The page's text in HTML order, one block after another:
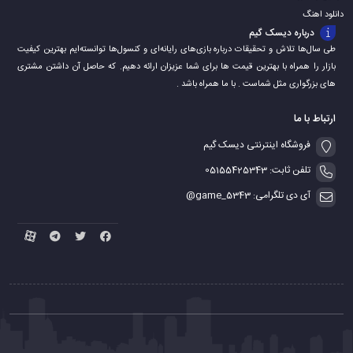
دانلود اهنگ
درباره دیسک گیم
طی سال‌ها تلاش و تحقیقات درباره بازی‌های رایانه‌ای و کنسول‌ها توانسته‌ایم بهترین کیفیت
بازار را همراه با بهترین قیمت ها برای شما عزیزان ارائه دهیم. که حاصل آن داشتن مشتری
های بزرگواری مثل شماست . با ما همراه باشد .
ارتباط با ما
فروشگاه اینترنتی دیسک گیم
تلفن ثابت: 05155425343
آی دی تلگرامی: game_5343@